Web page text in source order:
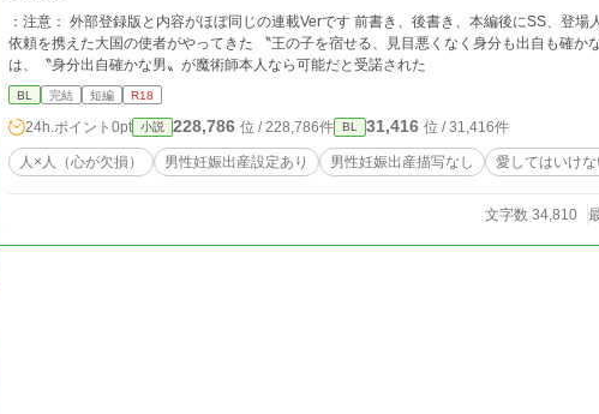
：注意： 外部登録版と内容がほぼ同じの連載Verです 前書き、後書き、本編後にSS、登場人物紹介が
依頼を携えた大国の使者がやってきた 〝王の子を宿せる、見目悪くなく身分も出自も確か
は、〝身分出自確かな男〟が魔術師本人なら可能だと受諾された
BL 完結 短編 R18
24h.ポイント 0pt 小説 228,786 位 / 228,786件 BL 31,416 位 / 31,416件
人×人（心が欠損） 男性妊娠出産設定あり 男性妊娠出産描写なし 愛してはいけ
文字数 34,810